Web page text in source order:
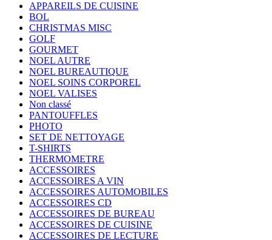
APPAREILS DE CUISINE
BOL
CHRISTMAS MISC
GOLF
GOURMET
NOEL AUTRE
NOEL BUREAUTIQUE
NOEL SOINS CORPOREL
NOEL VALISES
Non classé
PANTOUFFLES
PHOTO
SET DE NETTOYAGE
T-SHIRTS
THERMOMETRE
ACCESSOIRES
ACCESSOIRES A VIN
ACCESSOIRES AUTOMOBILES
ACCESSOIRES CD
ACCESSOIRES DE BUREAU
ACCESSOIRES DE CUISINE
ACCESSOIRES DE LECTURE